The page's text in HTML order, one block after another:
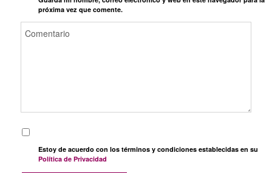
próxima vez que comente.
Estoy de acuerdo con los términos y condiciones establecidas en su
Política de Privacidad